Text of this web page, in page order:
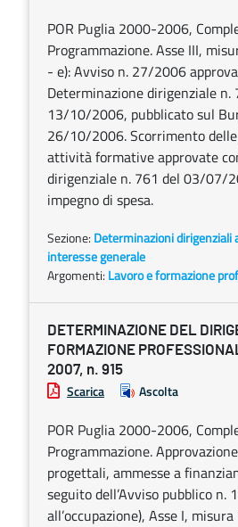
POR Puglia 2000-2006,
Programmazione. Asse III,
- e): Avviso n. 27/2006
Determinazione dirigenziale n.
13/10/2006, pubblicato sul
26/10/2006. Scorrimento
attività formative approvate
dirigenziale n. 761 del 03/07/
impegno di spesa.
Sezione: Determinazioni dirigenziali
interesse generale
Argomenti: Lavoro e formazione
DETERMINAZIONE DEL
FORMAZIONE
2007, n. 915
Scarica Ascolta
POR Puglia 2000-2006,
Programmazione.
progettali, ammesse a
seguito dell’Avviso pubblico
all’occupazione), Asse I,